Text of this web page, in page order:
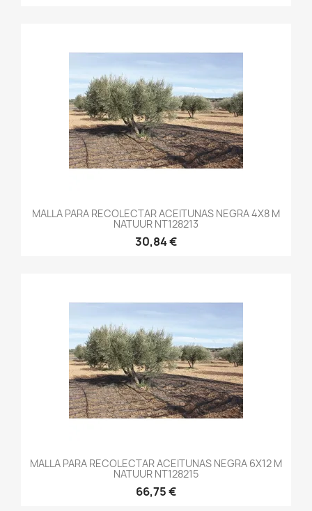
MALLA PARA RECOLECTAR ACEITUNAS NEGRA 4X8 M
NATUUR NT128213
30,84 €
MALLA PARA RECOLECTAR ACEITUNAS NEGRA 6X12 M
NATUUR NT128215
66,75 €